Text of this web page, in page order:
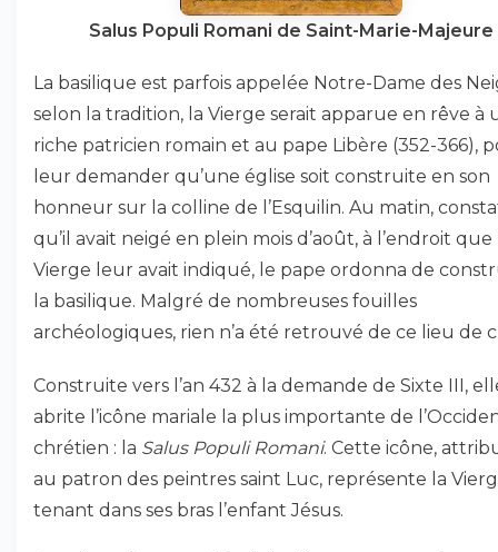
Salus Populi Romani de Saint-Marie-Majeure
La basilique est parfois appelée Notre-Dame des
selon la tradition, la Vierge serait apparue en rêve à
riche patricien romain et au pape Libère (352-366),
leur demander qu’une église soit construite en son
honneur sur la colline de l’Esquilin. Au matin,
qu’il avait neigé en plein mois d’août, à l’endroit que
Vierge leur avait indiqué, le pape ordonna de
la basilique. Malgré de nombreuses fouilles
archéologiques, rien n’a été retrouvé de ce lieu de
Construite vers l’an 432 à la demande de Sixte III,
abrite l’icône mariale la plus importante de
chrétien : la Salus Populi Romani. Cette icône,
au patron des peintres saint Luc, représente la
tenant dans ses bras l’enfant Jésus.